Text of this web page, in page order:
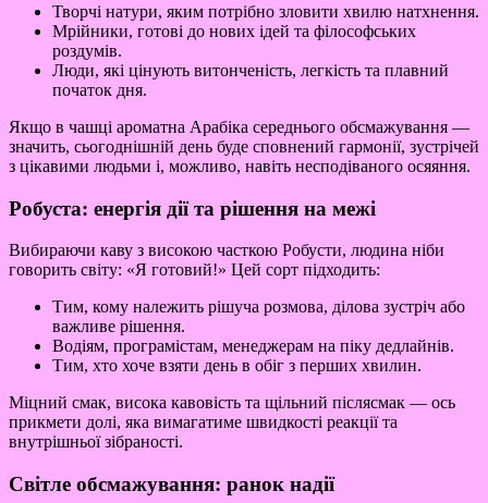
Творчі натури, яким потрібно зловити хвилю натхнення.
Мрійники, готові до нових ідей та філософських
роздумів.
Люди, які цінують витонченість, легкість та плавний
початок дня.
Якщо в чашці ароматна Арабіка середнього обсмажування —
значить, сьогоднішній день буде сповнений гармонії, зустрічей
з цікавими людьми і, можливо, навіть несподіваного осяяння.
Робуста: енергія дії та рішення на межі
Вибираючи каву з високою часткою Робусти, людина ніби
говорить світу: «Я готовий!» Цей сорт підходить:
Тим, кому належить рішуча розмова, ділова зустріч або
важливе рішення.
Водіям, програмістам, менеджерам на піку дедлайнів.
Тим, хто хоче взяти день в обіг з перших хвилин.
Міцний смак, висока кавовість та щільний післясмак — ось
прикмети долі, яка вимагатиме швидкості реакції та
внутрішньої зібраності.
Світле обсмажування: ранок надії